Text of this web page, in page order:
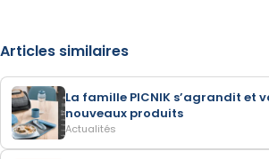
Articles similaires
La famille PICNIK s’agrandit et
nouveaux produits
Actualités